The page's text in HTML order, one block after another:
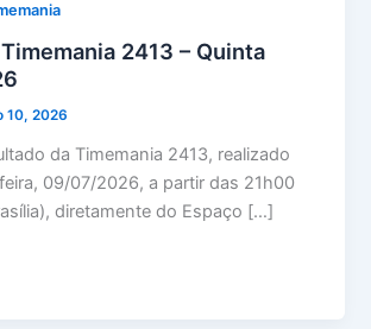
2413 – Quinta
10, 2026
da Timemania 2413, realizado
09/07/2026, a partir das 21h00
diretamente do Espaço […]